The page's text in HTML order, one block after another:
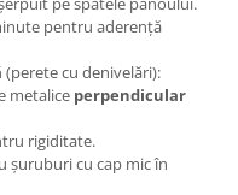
pentru aderență
(perete cu denivelări):
metalice perpendicular
rigiditate.
șuruburi cu cap mic în